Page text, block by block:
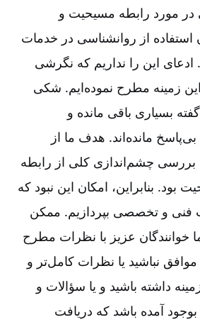
در مورد رابطه مسیحیت و
استفاده از روانشناسی در خدمات
ادعای این را نداریم که نگرشی
زمینه مطرح نموده‌ایم‌. شکی
بسیاری باقی مانده و
مانده‌اند. هدف ما از
بررسی چشم‌اندازی کلی از رابطه
بود. بنابراین‌، امکان این نبود که
فنی و تخصصی بپردازیم‌. ممکن
خوانندگان عزیز با نظرات مطرح
نباشید یا نظرات کامل‌تر و
داشته باشید و یا سؤالات و
بوجود آمده باشد که دریافت